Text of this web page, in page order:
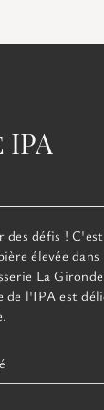
des défis !
élevée
La
l'IPA est